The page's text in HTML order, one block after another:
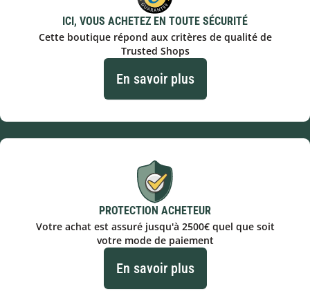
ICI, VOUS ACHETEZ EN TOUTE SÉCURITÉ
Cette boutique répond aux critères de qualité de
Trusted Shops
En savoir plus
PROTECTION ACHETEUR
Votre achat est assuré jusqu'à 2500€ quel que soit
votre mode de paiement
En savoir plus